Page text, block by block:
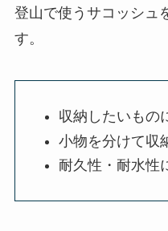
登山で使うサコッシュ
す。
収納したいもの
小物を分けて収
耐久性・耐水性